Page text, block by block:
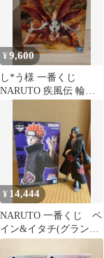
¥9,600
し*う様 一番くじ
NARUTO 疾風伝 輪廻
¥ 14,444
NARUTO 一番くじ ペ
イン&イタチ(グランデ
ィスタ)